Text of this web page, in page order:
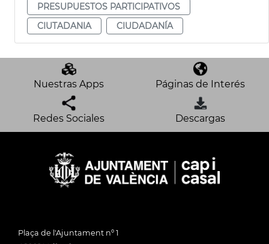
PRESUPUESTOS PARTICIPATIVOS
CIUTADANIA
CIUDADANÍA
Nuestras Apps Páginas de Interés
Redes Sociales Descargas
Plaça de l'Ajuntament nº 1